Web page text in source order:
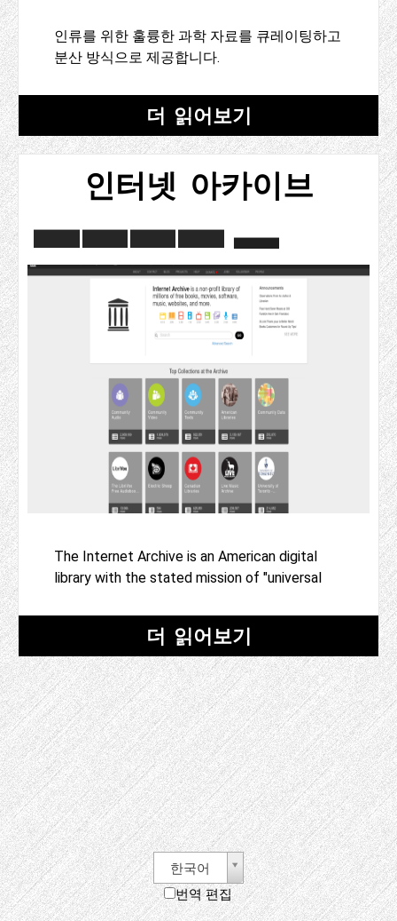
인류를 위한 훌륭한 과학 자료를 큐레이팅하고
분산 방식으로 제공합니다.
더 읽어보기
인터넷 아카이브
The Internet Archive is an American digital
library with the stated mission of "universal
더 읽어보기
한국어
번역 편집